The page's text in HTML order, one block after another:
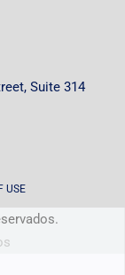
Suite 314
USE